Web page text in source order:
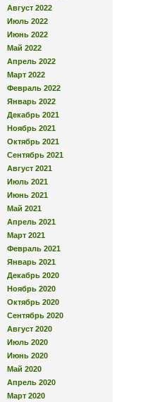
Август 2022
Июль 2022
Июнь 2022
Май 2022
Апрель 2022
Март 2022
Февраль 2022
Январь 2022
Декабрь 2021
Ноябрь 2021
Октябрь 2021
Сентябрь 2021
Август 2021
Июль 2021
Июнь 2021
Май 2021
Апрель 2021
Март 2021
Февраль 2021
Январь 2021
Декабрь 2020
Ноябрь 2020
Октябрь 2020
Сентябрь 2020
Август 2020
Июль 2020
Июнь 2020
Май 2020
Апрель 2020
Март 2020